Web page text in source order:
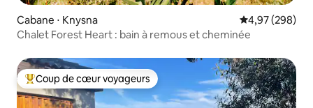
Cabane ⋅ Knysna Évaluation
4,97 (298)
Chalet Forest Heart : bain à remous et cheminée
Coups de cœur voyageurs les plus appréciés
Coup de cœur voyageurs